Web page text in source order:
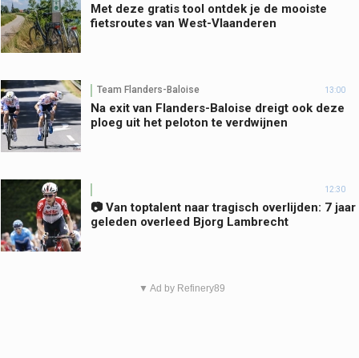
Met deze gratis tool ontdek je de mooiste
fietsroutes van West-Vlaanderen
Team Flanders-Baloise 13:00
Na exit van Flanders-Baloise dreigt ook deze
ploeg uit het peloton te verdwijnen
12:30
📷 Van toptalent naar tragisch overlijden: 7 jaar
geleden overleed Bjorg Lambrecht
▼ Ad by Refinery89